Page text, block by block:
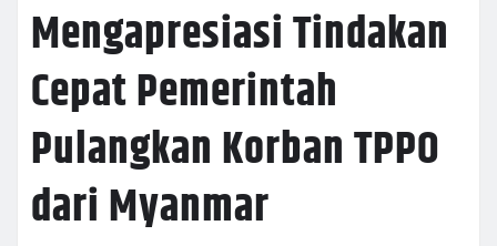
Mengapresiasi Tindakan
Cepat Pemerintah
Pulangkan Korban TPPO
dari Myanmar